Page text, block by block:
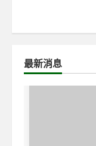
最新消息